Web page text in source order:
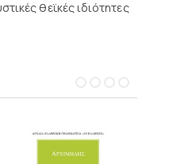
θεϊκές ιδιότητες